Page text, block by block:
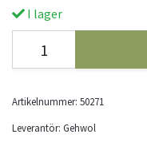
I lager
Artikelnummer: 50271
Leverantör: Gehwol